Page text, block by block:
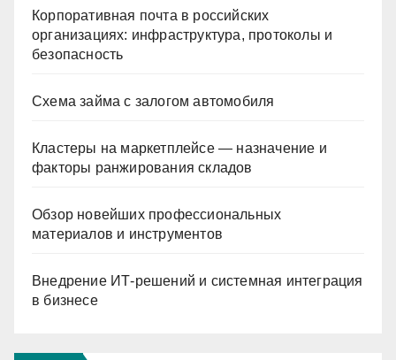
Корпоративная почта в российских
организациях: инфраструктура, протоколы и
безопасность
Схема займа с залогом автомобиля
Кластеры на маркетплейсе — назначение и
факторы ранжирования складов
Обзор новейших профессиональных
материалов и инструментов
Внедрение ИТ-решений и системная интеграция
в бизнесе